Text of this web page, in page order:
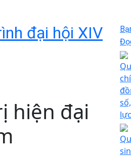
đại hội XIV
hiện đại
lực